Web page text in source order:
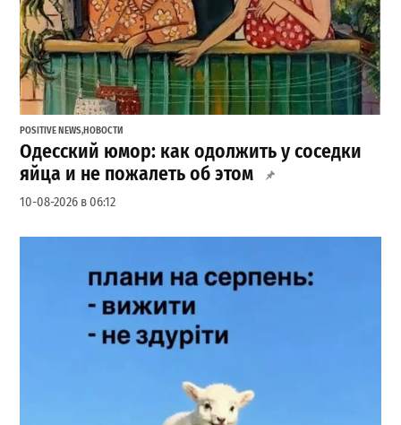
POSITIVE NEWS,НОВОСТИ
Одесский юмор: как одолжить у соседки
яйца и не пожалеть об этом
10-08-2026 в 06:12